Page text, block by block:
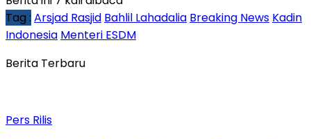
Tag : Arsjad Rasjid Bahlil Lahadalia Breaking News Kadin
Indonesia Menteri ESDM
Berita Terbaru
Pers Rilis